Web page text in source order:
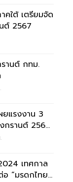
ใต้ เตรียมจัด
ต์ 2567
านต์ กทม.
ยแรงงาน 3
รานต์ 2567
เทศกาล
“มรดกไทย”